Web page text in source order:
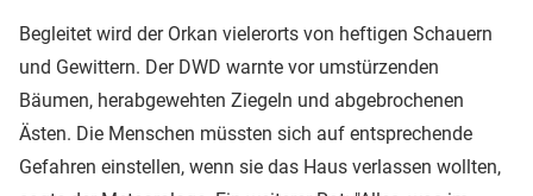
Begleitet wird der Orkan vielerorts von heftigen Schauern
und Gewittern. Der DWD warnte vor umstürzenden
Bäumen, herabgewehten Ziegeln und abgebrochenen
Ästen. Die Menschen müssten sich auf entsprechende
Gefahren einstellen, wenn sie das Haus verlassen wollten,